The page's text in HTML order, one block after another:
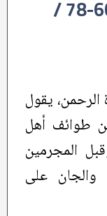
سورة الرحمن، الآيات: 60-78 /
يقول
طوائف أهل
المجرمين
والجان على